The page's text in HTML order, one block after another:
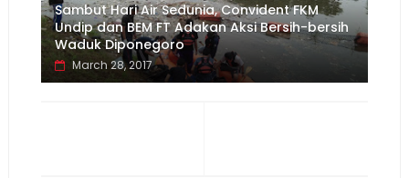
Sambut Hari Air Sedunia, Convident FKM
Undip dan BEM FT Adakan Aksi Bersih-bersih
Waduk Diponegoro
March 28, 2017